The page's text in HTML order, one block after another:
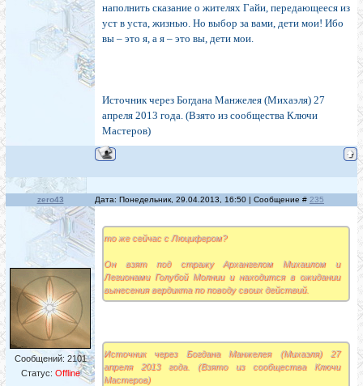
наполнить сказание о жителях Гайи, передающееся из
уст в уста, жизнью. Но выбор за вами, дети мои! Ибо
вы – это я, а я – это вы, дети мои.
Источник через Богдана Манжелея (Михаэля) 27
апреля 2013 года. (Взято из сообщества Ключи
Мастеров)
zero43 Дата: Понедельник, 29.04.2013, 16:50 | Сообщение # 235
Сообщений: 2101
Статус: Offline
то же сейчас с Люцифером?
Он взят под стражу Архангелом Михаилом и
Легионами Голубой Молнии и находится в ожидании
вынесения вердикта по поводу своих действий.
Источник через Богдана Манжелея (Михаэля) 27
апреля 2013 года. (Взято из сообщества Ключи
Мастеров)